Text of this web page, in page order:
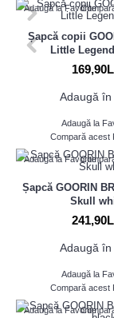
Adaugă la Favorite
Șapcă copii
Little
Adaugă în
Adaugă la
Compară acest
Adaugă la Favorite
Șapcă GOORIN
Skull
Adaugă în
Adaugă la
Compară acest
Adaugă la Favorite